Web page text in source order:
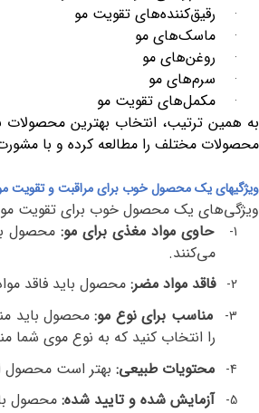
· رقیق‌کننده‌های تقویت مو
· ماسک‌های مو
· روغن‌های مو
· سرم‌های مو
·
مکمل‌های تقویت مو
به همین ترتیب، انتخاب بهترین
محصولات مختلف را مطالعه کرده و با
ویژگیهای یک محصول خوب برای مراقبت و تقویت
ویژگی‌های یک محصول خوب برای تقویت مو
1- حاوی مواد مغذی برای مو: محصول
می‌کنند.
2- فاقد مواد مضر: محصول باید فاقد
3- مناسب برای نوع مو:محصول باید
را انتخاب کنید که به نوع موی شما
4- محتویات طبیعی: بهتر است محصول
5- آزمایش شده و تایید شده: محصول